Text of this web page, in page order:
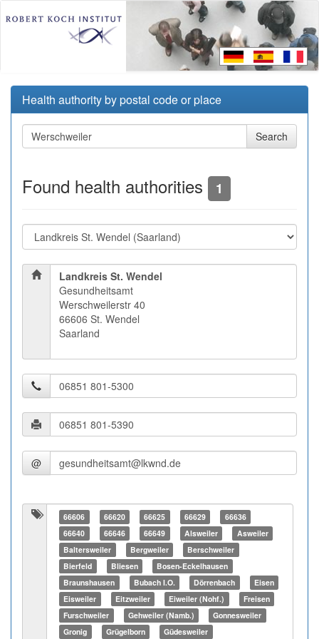
Health authority by postal code or place
Found health authorities 1
Landkreis St. Wendel
Gesundheitsamt
Werschweilerstr 40
66606 St. Wendel
Saarland
@
66606 66620 66625 66629
66636
66640
66646 66649 Alsweiler
Asweiler
Baltersweiler
Bergweiler
Berschweiler
Bierfeld
Bliesen
Bosen-Eckelhausen
Braunshausen
Bubach I.O. Dörrenbach
Eisen
Eisweiler
Eitzweiler Eiweiler (Nohf.)
Freisen
Furschweiler
Gehweiler (Namb.)
Gonnesweiler
Gronig
Grügelborn Güdesweiler